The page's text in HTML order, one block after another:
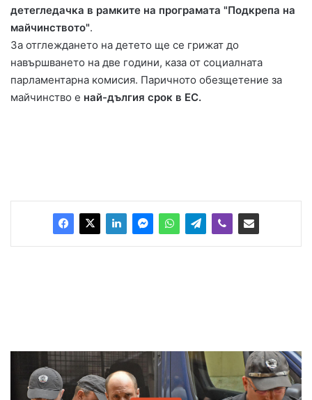
детегледачка в рамките на програмата "Подкрепа на
майчинството".
За отглеждането на детето ще се грижат до
навършването на две години, каза от социалната
парламентарна комисия. Паричното обезщетение за
майчинство е най-дългия срок в ЕС.